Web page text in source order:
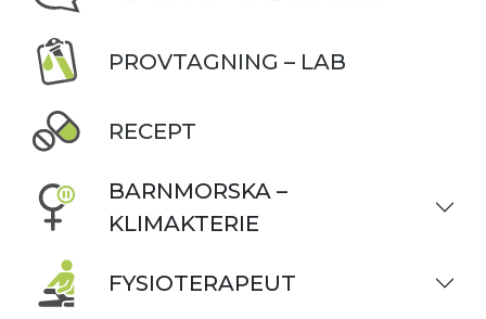
PROVTAGNING – LAB
RECEPT
BARNMORSKA –
KLIMAKTERIE
FYSIOTERAPEUT